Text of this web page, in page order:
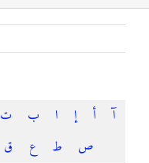
آ أ إ ا ب ت
ص
ط ع ق